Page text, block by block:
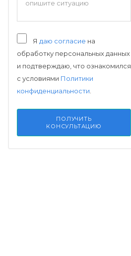
Я даю согласие на
обработку персональных данных
и подтверждаю, что ознакомился
с условиями Политики
конфиденциальности.
ПОЛУЧИТЬ
КОНСУЛЬТАЦИЮ